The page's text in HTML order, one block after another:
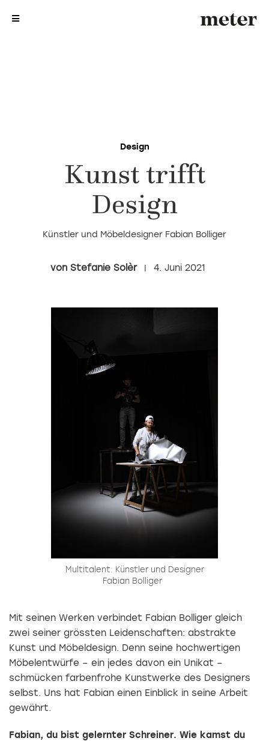
Design
Kunst trifft
Design
Künstler und Möbeldesigner Fabian Bolliger
Stefanie Solèr 4. Juni 2021
Multitalent: Künstler und Designer
Fabian Bolliger
Mit seinen Werken verbindet Fabian Bolliger gleich
zwei seiner grössten Leidenschaften: abstrakte
Kunst und Möbeldesign. Denn seine hochwertigen
Möbelentwürfe – ein jedes davon ein Unikat –
schmücken farbenfrohe Kunstwerke des Designers
selbst. Uns hat Fabian einen Einblick in seine Arbeit
gewährt.
Fabian, du bist gelernter Schreiner. Wie kamst du